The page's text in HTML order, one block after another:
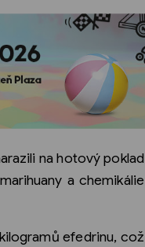
na hotový poklad
a chemikálie
efedrinu, což